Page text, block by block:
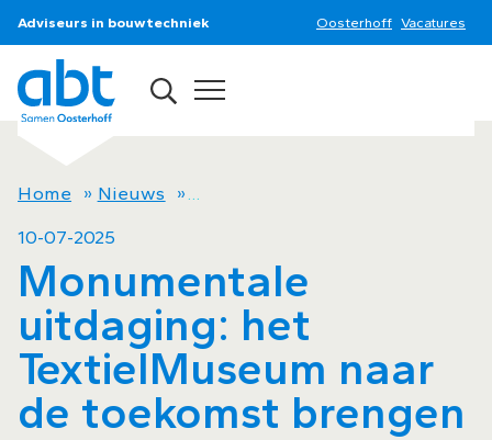
Adviseurs in bouwtechniek Oosterhoff Vacatures
Home » Nieuws » Monumentale uitdaging: het
10-07-2025
Monumentale
uitdaging: het
TextielMuseum naar
de toekomst brengen